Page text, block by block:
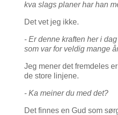
kva slags planer har han
Det vet jeg ikke.
- Er denne kraften her i
som var for veldig mange
Jeg mener det fremdeles
de store linjene.
- Ka meiner du med det?
Det finnes en Gud som